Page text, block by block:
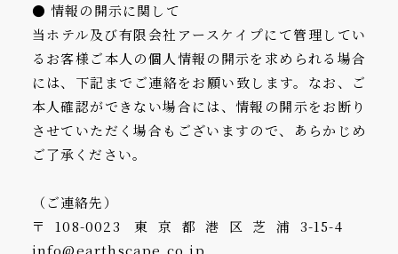
● 情報の開示に関して
当ホテル及び有限会社アースケイプにて管理してい
るお客様ご本人の個人情報の開示を求められる場合
には、下記までご連絡をお願い致します。なお、ご
本人確認ができない場合には、情報の開示をお断り
させていただく場合もございますので、あらかじめ
ご了承ください。
（ご連絡先）
〒108-0023 東京都港区芝浦3-15-4
info@earthscape.co.jp